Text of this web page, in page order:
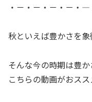
・－・－・－・－・―
秋といえば豊かさを象
そんな今の時期は豊
こちらの動画がおスス